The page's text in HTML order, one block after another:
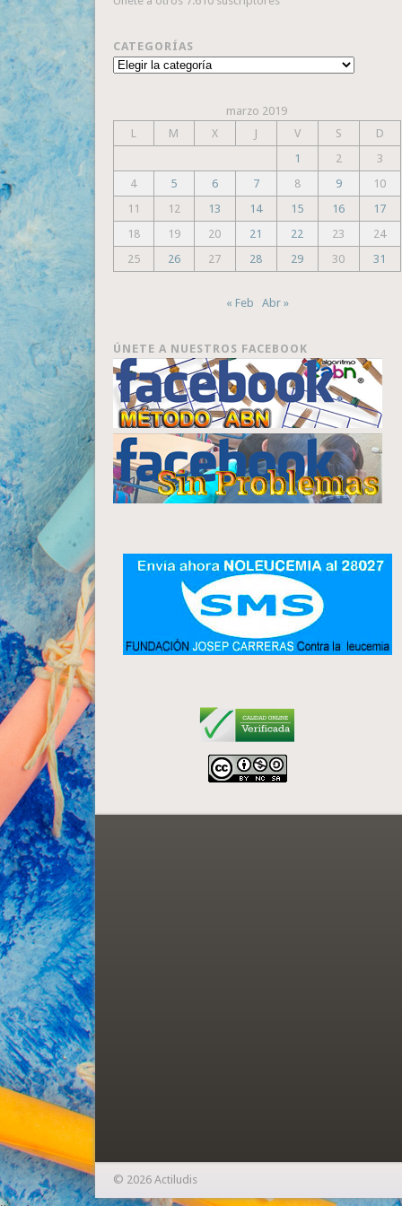
CATEGORÍAS
Categorías
marzo 2019
L
M X J V S
D
1
2
3
4
5 6 7 8 9
10
11
12 13 14 15 16
17
18
19 20 21 22 23
24
25
26 27 28 29 30 31
« Feb Abr »
ÚNETE A NUESTROS FACEBOOK
© 2026 Actiludis